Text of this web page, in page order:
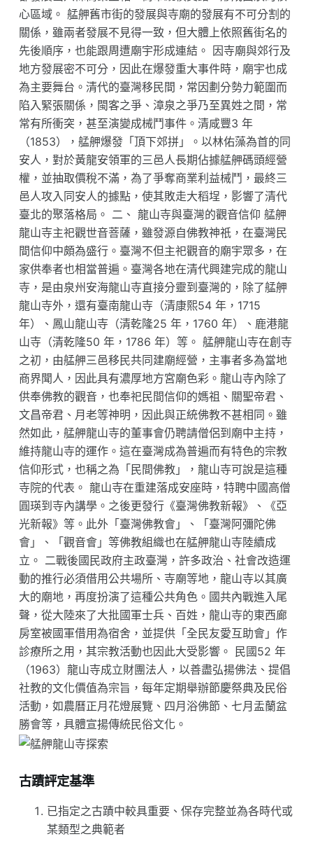
心區域。 艋舺舊市街的發展與寺廟的發展有不可分割的
關係，雖兩者發展不見得一致，但大體上依照舊街名的
先後順序，也能跟周遭廟宇形成連結。 因寺廟與郊行及
地方發展密不可分，因此在爆發重大事件時，廟宇也成
為主要舞台。清代的臺灣移民間，常因劃分勢力範圍而
陷入緊張關係，閩客之爭、漳泉之爭乃至異姓之間，常
常有所衝突，甚至演變成械鬥事件。清咸豐3 年
（1853），艋舺爆發「頂下郊拼」。以林佑藻為首的同
安人，對於黃龍安領軍的三邑人長期佔據艋舺碼頭經營
權，並抽取價稅不滿，為了爭奪商業利益械鬥，最終三
邑人攻入同安人的據點，使其敗走大稻埕，影響了清代
臺北的聚落格局。 二、 龍山寺與臺灣的觀音信仰 艋舺
龍山寺主祀觀世音菩薩，雖發源自佛教神祇，在臺灣民
間信仰中頗為盛行。臺灣不但主祀觀音的廟宇眾多，在
家供奉者也相當普遍。臺灣各地在清代興建完成的龍山
寺，是由泉州安海龍山寺直接分靈到臺灣的，除了艋舺
龍山寺外，還有臺南龍山寺（清康熙54 年，1715
年）、鳳山龍山寺（清乾隆25 年，1760 年）、鹿港龍
山寺（清乾隆50 年，1786 年）等。 艋舺龍山寺在創寺
之初，由艋舺三邑移民共同建廟經營，主事者多為當地
商界聞人，因此具有濃厚地方宮廟色彩。龍山寺內除了
供奉佛教的觀音，也奉祀民間信仰的媽祖、關聖帝君、
文昌帝君、月老等神明，因此與正統佛教不甚相同。雖
然如此，艋舺龍山寺的董事會仍聘請僧侶到廟中主持，
維持龍山寺的運作。這在臺灣成為普遍而有特色的宗教
信仰形式，也稱之為「民間佛教」，龍山寺可說是這種
寺院的代表。 龍山寺在重建落成安座時，特聘中國高僧
圓瑛到寺內講學。之後更發行《臺灣佛教新報》、《亞
光新報》等。此外「臺灣佛教會」、「臺灣阿彌陀佛
會」、「觀音會」等佛教組織也在艋舺龍山寺陸續成
立。 二戰後國民政府主政臺灣，許多政治、社會改造運
動的推行必須借用公共場所、寺廟等地，龍山寺以其廣
大的廟地，再度扮演了這種公共角色。國共內戰進入尾
聲，從大陸來了大批國軍士兵、百姓，龍山寺的東西廊
房室被國軍借用為宿舍，並提供「全民友愛互助會」作
診療所之用，其宗教活動也因此大受影響。 民國52 年
（1963）龍山寺成立財團法人，以善盡弘揚佛法、提倡
社教的文化價值為宗旨，每年定期舉辦節慶祭典及民俗
活動，如農曆正月花燈展覽、四月浴佛節、七月盂蘭盆
勝會等，具體宣揚傳統民俗文化。
古蹟評定基準
已指定之古蹟中較具重要、保存完整並為各時代或
某類型之典範者